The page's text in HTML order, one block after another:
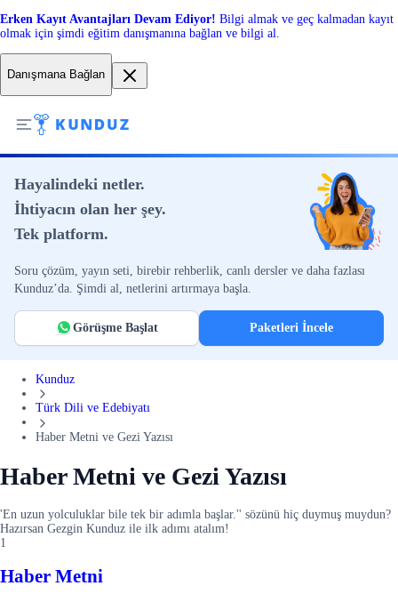
Erken Kayıt Avantajları Devam Ediyor! Bilgi almak ve geç kalmadan kayıt
olmak için şimdi eğitim danışmanına bağlan ve bilgi al.
Danışmana Bağlan
Hayalindeki netler.
İhtiyacın olan her şey.
Tek platform.
Soru çözüm, yayın seti, birebir rehberlik, canlı dersler ve daha fazlası
Kunduz’da. Şimdi al, netlerini artırmaya başla.
Görüşme Başlat Paketleri İncele
Kunduz
Türk Dili ve Edebiyatı
Haber Metni ve Gezi Yazısı
Haber Metni ve Gezi Yazısı
'En uzun yolculuklar bile tek bir adımla başlar.'' sözünü hiç duymuş muydun?
Hazırsan Gezgin Kunduz ile ilk adımı atalım!
1
Haber Metni